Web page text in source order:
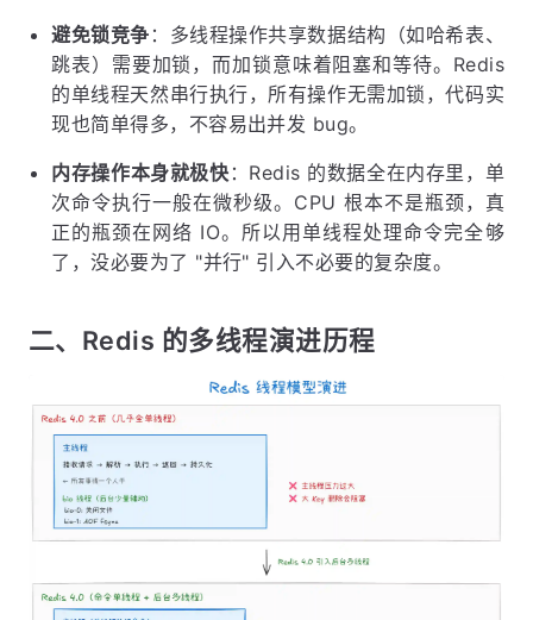
避免锁竞争 ：多线程操作共享数据结构（如哈希表、
跳表）需要加锁，而加锁意味着阻塞和等待。Redis
的单线程天然串行执行，所有操作无需加锁，代码实
现也简单得多，不容易出并发 bug。
内存操作本身就极快 ：Redis 的数据全在内存里，单
次命令执行一般在微秒级。CPU 根本不是瓶颈，真
正的瓶颈在网络 IO。所以用单线程处理命令完全够
了，没必要为了 "并行" 引入不必要的复杂度。
二、Redis 的多线程演进历程